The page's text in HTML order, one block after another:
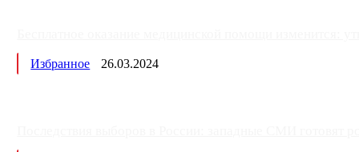
Избранное 26.03.2024